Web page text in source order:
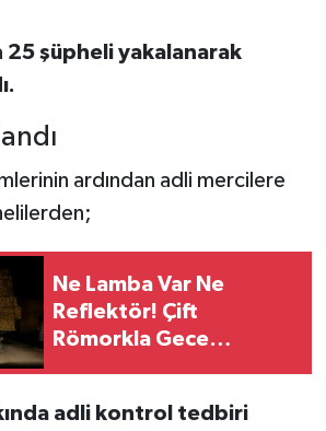
25 şüpheli yakalanarak
ardından adli mercilere
Ne Lamba Var Ne
Reflektör! Çift
Römorkla Gece
adli kontrol tedbiri